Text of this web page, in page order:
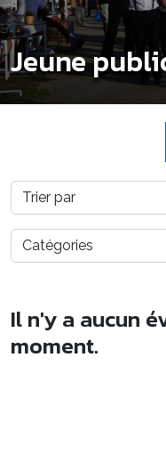
Jeune
Il n'y a aucun
moment.